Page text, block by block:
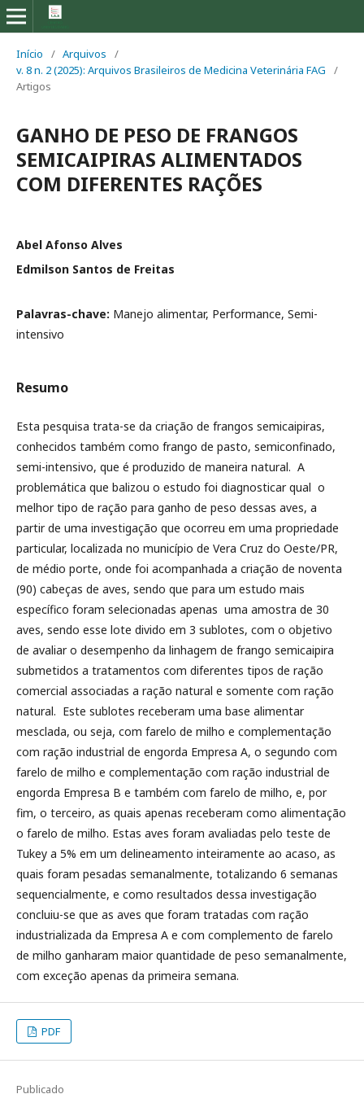
Início / Arquivos
/
v. 8 n. 2 (2025): Arquivos Brasileiros de Medicina Veterinária FAG
/
Artigos
GANHO DE PESO DE FRANGOS
SEMICAIPIRAS ALIMENTADOS
COM DIFERENTES RAÇÕES
Abel Afonso Alves
Edmilson Santos de Freitas
Palavras-chave: Manejo alimentar, Performance, Semi-
intensivo
Resumo
Esta pesquisa trata-se da criação de frangos semicaipiras,
conhecidos também como frango de pasto, semiconfinado,
semi-intensivo, que é produzido de maneira natural. A
problemática que balizou o estudo foi diagnosticar qual o
melhor tipo de ração para ganho de peso dessas aves, a
partir de uma investigação que ocorreu em uma propriedade
particular, localizada no município de Vera Cruz do Oeste/PR,
de médio porte, onde foi acompanhada a criação de noventa
(90) cabeças de aves, sendo que para um estudo mais
específico foram selecionadas apenas uma amostra de 30
aves, sendo esse lote divido em 3 sublotes, com o objetivo
de avaliar o desempenho da linhagem de frango semicaipira
submetidos a tratamentos com diferentes tipos de ração
comercial associadas a ração natural e somente com ração
natural. Este sublotes receberam uma base alimentar
mesclada, ou seja, com farelo de milho e complementação
com ração industrial de engorda Empresa A, o segundo com
farelo de milho e complementação com ração industrial de
engorda Empresa B e também com farelo de milho, e, por
fim, o terceiro, as quais apenas receberam como alimentação
o farelo de milho. Estas aves foram avaliadas pelo teste de
Tukey a 5% em um delineamento inteiramente ao acaso, as
quais foram pesadas semanalmente, totalizando 6 semanas
sequencialmente, e como resultados dessa investigação
concluiu-se que as aves que foram tratadas com ração
industrializada da Empresa A e com complemento de farelo
de milho ganharam maior quantidade de peso semanalmente,
com exceção apenas da primeira semana.
PDF
Publicado